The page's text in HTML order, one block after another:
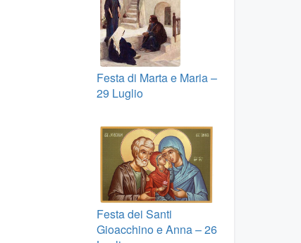
Festa di Marta e Maria –
29 Luglio
Festa dei Santi
Gioacchino e Anna – 26